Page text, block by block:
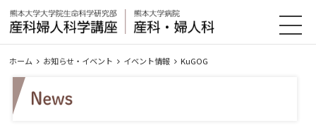
ホーム お知らせ・イベント イベント情報 KuGOG
HOME